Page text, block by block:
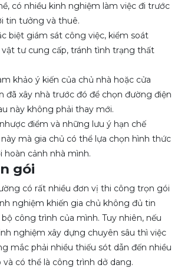
có nhiều kinh nghiệm làm việc đi trước
tin tưởng và thuê.
biệt giám sát công việc, kiểm soát
tư cung cấp, tránh tình trạng thất
khảo ý kiến ​​của chủ nhà hoặc cửa
đã xây nhà trước đó để chọn đường điện
này không phải thay mới.
điểm và những lưu ý hạn chế
mà gia chủ có thể lựa chọn hình thức
hoàn cảnh nhà mình.
gói
có rất nhiều đơn vị thi công trọn gói
nghiệm khiến gia chủ không đủ tin
công trình của mình. Tuy nhiên, nếu
nghiệm xây dựng chuyên sâu thì việc
mắc phải nhiều thiếu sót dẫn đến nhiều
có thể là công trình dở dang.